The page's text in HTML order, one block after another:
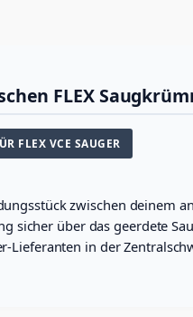
FLEX
FLEX VCE SAUGER
zwischen deinem
sicher über das geerdete
in der